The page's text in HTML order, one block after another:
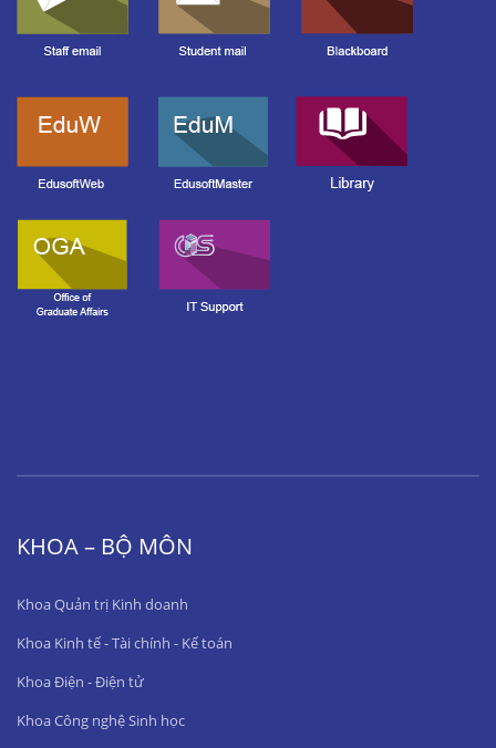
KHOA – BỘ MÔN
Khoa Quản trị Kinh doanh
Khoa Kinh tế - Tài chính - Kế toán
Khoa Điện - Điện tử
Khoa Công nghệ Sinh học